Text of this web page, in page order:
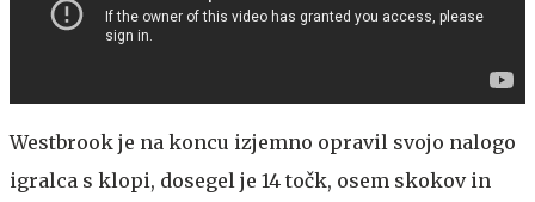
Westbrook je na koncu izjemno opravil svojo nalogo
igralca s klopi, dosegel je 14 točk, osem skokov in